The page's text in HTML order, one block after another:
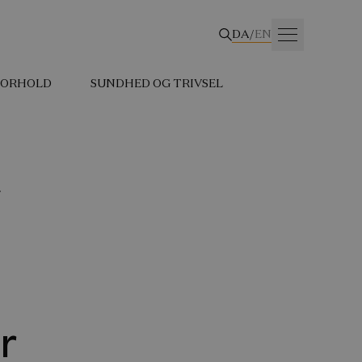
DA/EN
SUNDHED OG TRIVSEL